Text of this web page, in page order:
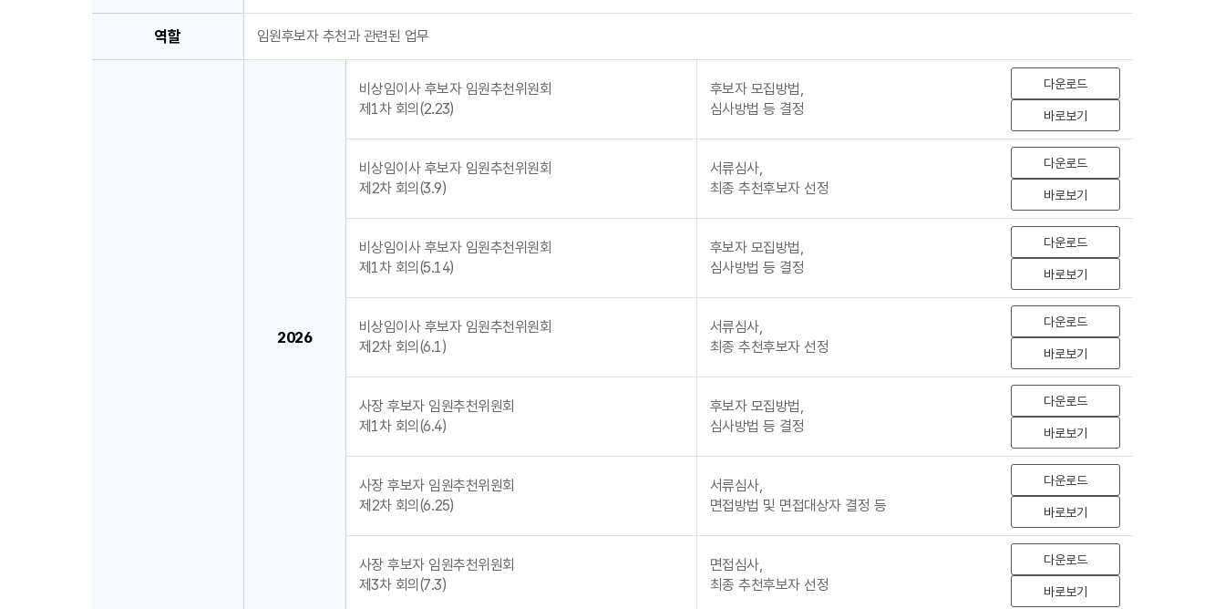
역할 임원후보자 추천과 관련된 업무
2026
비상임이사 후보자 임원추천위원회
제1차 회의(2.23)
후보자 모집방법,
심사방법 등 결정
다운로드
바로보기
비상임이사 후보자 임원추천위원회
제2차 회의(3.9)
서류심사,
최종 추천후보자 선정
다운로드
바로보기
비상임이사 후보자 임원추천위원회
제1차 회의(5.14)
후보자 모집방법,
심사방법 등 결정
다운로드
바로보기
비상임이사 후보자 임원추천위원회
제2차 회의(6.1)
서류심사,
최종 추천후보자 선정
다운로드
바로보기
사장 후보자 임원추천위원회
제1차 회의(6.4)
후보자 모집방법,
심사방법 등 결정
다운로드
바로보기
사장 후보자 임원추천위원회
제2차 회의(6.25)
서류심사,
면접방법 및 면접대상자 결정 등
다운로드
바로보기
사장 후보자 임원추천위원회
제3차 회의(7.3)
면접심사,
최종 추천후보자 선정
다운로드
바로보기